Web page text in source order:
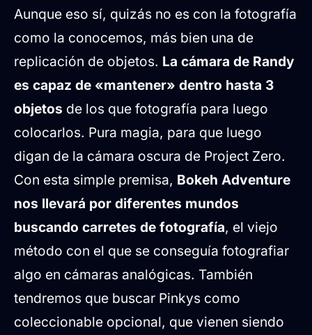
Aunque eso sí, quizás no es con la fotografía
como la conocemos, más bien una de
replicación de objetos. La cámara de Randy
es capaz de «mantener» dentro hasta 3
objetos de los que fotografía para luego
colocarlos. Pura magia, para que luego
digan de la cámara oscura de Project Zero.
Con esta simple premisa, Bokeh Adventure
nos llevará por diferentes mundos
buscando carretes de fotografía, el viejo
método con el que se conseguía fotografiar
algo en cámaras analógicas. También
tendremos que buscar Pinkys como
coleccionable opcional, que vienen siendo